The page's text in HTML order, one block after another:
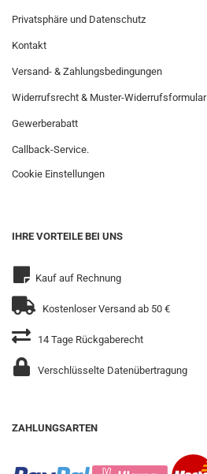
Privatsphäre und Datenschutz
Kontakt
Versand- & Zahlungsbedingungen
Widerrufsrecht & Muster-Widerrufsformular
Gewerberabatt
Callback-Service.
Cookie Einstellungen
IHRE VORTEILE BEI UNS
Kauf auf Rechnung
Kostenloser Versand ab 50 €
14 Tage Rückgaberecht
Verschlüsselte Datenübertragung
ZAHLUNGSARTEN